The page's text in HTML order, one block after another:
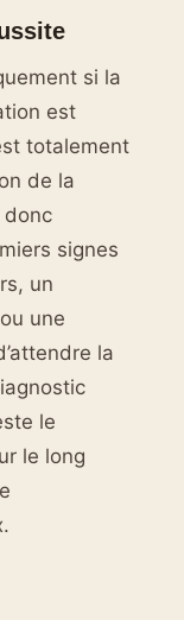
si la
est
totalement
de la
donc
signes
un
une
la
le
le long